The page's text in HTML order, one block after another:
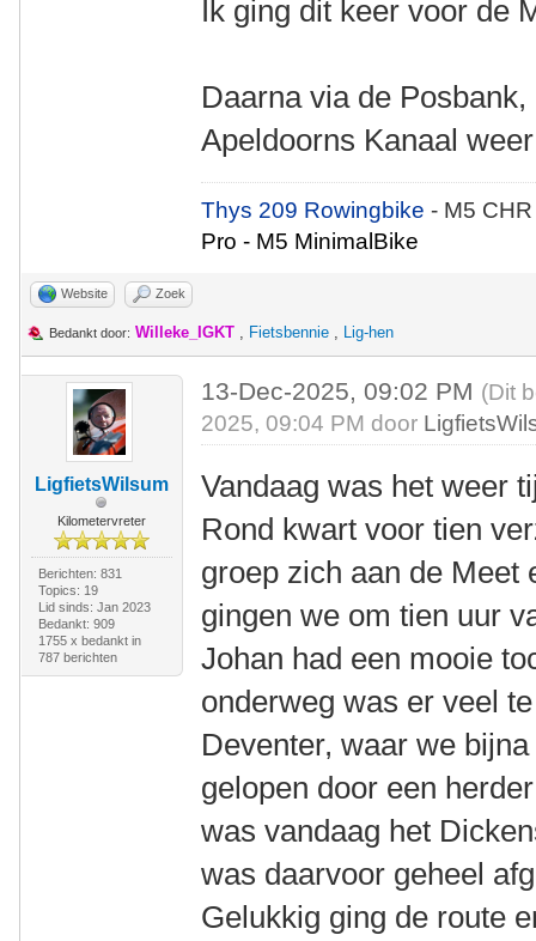
Ik ging dit keer voor de
Daarna via de
Apeldoorns Kanaal
Thys 209 Rowingbike- M5
Pro - M5 MinimalBike
Website Zoek
Bedankt door: Willeke_IGKT , Fietsbennie , Lig-hen
LigfietsWilsum
Kilometervreter
Berichten: 831
Topics: 19
Lid sinds: Jan 2023
Bedankt: 909
1755 x bedankt in
787 berichten
13-Dec-2025, 09:02 PM (Dit
2025, 09:04 PM door
Vandaag was het weer
Rond kwart voor tien
groep zich aan de Meet
gingen we om tien uur
Johan had een mooie
onderweg was er veel
Deventer, waar we
gelopen door een
was vandaag het
was daarvoor geheel
Gelukkig ging de route